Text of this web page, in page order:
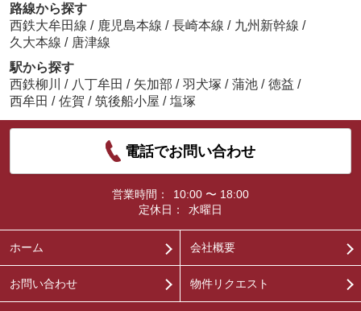
路線から探す
西鉄大牟田線 / 鹿児島本線 / 長崎本線 / 九州新幹線 /
久大本線 / 唐津線
駅から探す
西鉄柳川
/ 八丁牟田 / 矢加部 / 羽犬塚 / 蒲池 / 徳益 /
西牟田 / 佐賀 / 筑後船小屋 / 塩塚
電話でお問い合わせ
営業時間：
10:00 〜 18:00
定休日：
水曜日
ホーム 会社概要
お問い合わせ 物件リクエスト